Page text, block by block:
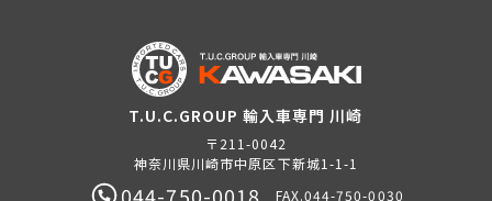
T.U.C.GROUP 輸入車専門 川崎
〒211-0042
神奈川県川崎市中原区下新城1-1-1
FAX.044-750-0030